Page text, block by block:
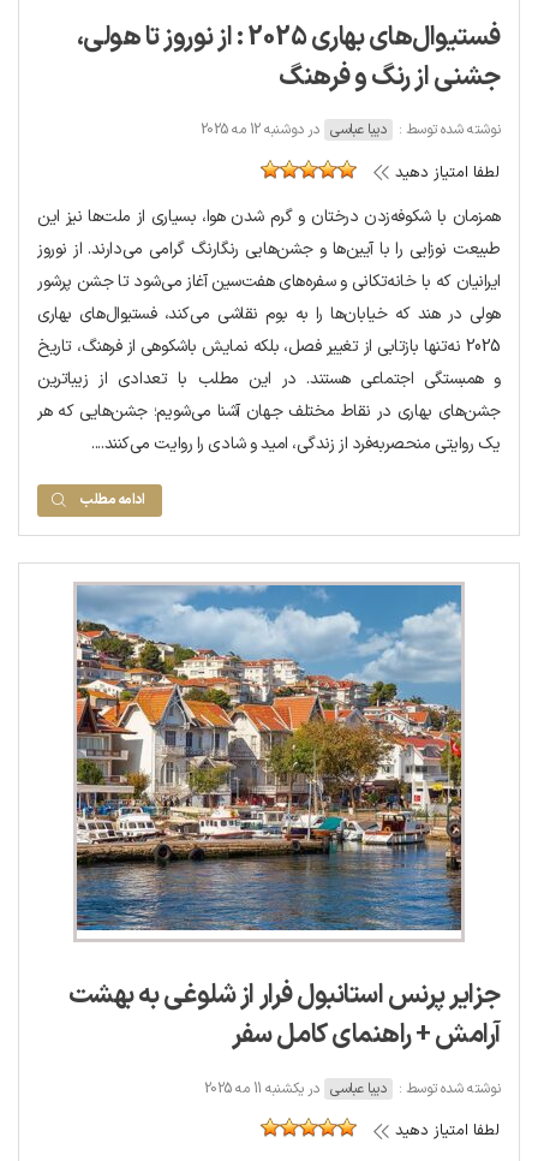
فستیوال‌های بهاری 2025 : از نوروز تا هولی،
جشنی از رنگ و فرهنگ
نوشته شده توسط : دیبا عباسی در دوشنبه 12 مه 2025
لطفا امتیاز دهید
همزمان با شکوفه‌زدن درختان و گرم شدن هوا، بسیاری از ملت‌ها نیز این
طبیعت نوزایی را با آیین‌ها و جشن‌هایی رنگارنگ گرامی می‌دارند. از نوروز
ایرانیان که با خانه‌تکانی و سفره‌های هفت‌سین آغاز می‌شود تا جشن پرشور
هولی در هند که خیابان‌ها را به بوم نقاشی می‌کند، فستیوال‌های بهاری
2025 نه‌تنها بازتابی از تغییر فصل، بلکه نمایش باشکوهی از فرهنگ، تاریخ
و همبستگی اجتماعی هستند. در این مطلب با تعدادی از زیباترین
جشن‌های بهاری در نقاط مختلف جهان آشنا می‌شویم؛ جشن‌هایی که هر
یک روایتی منحصربه‌فرد از زندگی، امید و شادی را روایت می‌کنند....
ادامه مطلب
جزایر پرنس استانبول فرار از شلوغی به بهشت
آرامش + راهنمای کامل سفر
نوشته شده توسط : دیبا عباسی در یکشنبه 11 مه 2025
لطفا امتیاز دهید